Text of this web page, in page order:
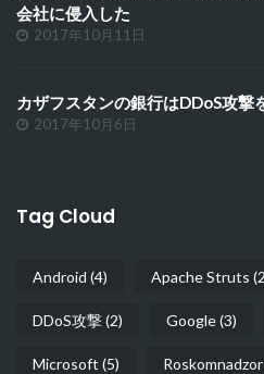
会社に侵入した
2017年10月11日
カザフスタンの銀行はDDoS攻撃
2017年10月6日
Tag Cloud
Android (4) Apache Struts
DDoS攻撃(2) Google(3)
Microsoft (5) Roskomnadzor